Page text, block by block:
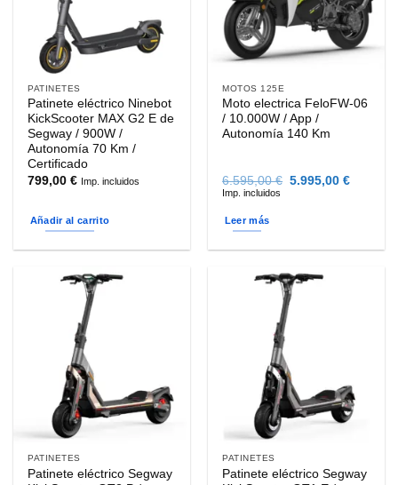
PATINETES
Patinete eléctrico Ninebot
KickScooter MAX G2 E de
Segway / 900W /
Autonomía 70 Km /
Certificado
799,00€ Imp. incluidos
Añadir al carrito
MOTOS 125E
Moto electrica FeloFW-06
/ 10.000W / App /
Autonomía 140 Km
6.595,00€ El
precio
5.995,00€El
Imp. incluidos
Leer más
PATINETES
Patinete eléctrico Segway
PATINETES
Patinete eléctrico Segway